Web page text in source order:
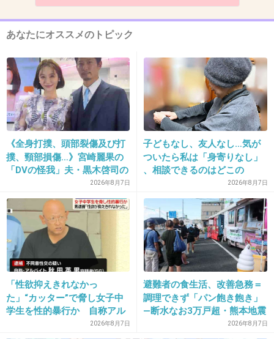
鈴木砂羽です
13. 匿名2013/11/15(金) 11:56:51
打ち切り ｸﾙ━━━━(ﾟ∀ﾟ)━━━━!?
いや、面白いですよ！
+620 -53
15. 匿名2013/11/15(金) 11:57:10
可哀そうだけど この子だけじゃない。
実際 うちきりになった良い番組いっぱいあっ
あなたにオススメのトピック
《全身打撲、頭部裂傷及び打
撲、頸部損傷…》宮崎麗果の
「DVの怪我」夫・黒木啓司の
逮捕で始まる「夫婦の闘争」
2026年8月7日
子どもなし、友人なし…気が
ついたら私は「身寄りなし」
、相談できるのはどこの
誰？ 「家族がいること」が
前提の世の中、でも孤立は誰
にでも起きる
2026年8月7日
「性欲抑えきれなかっ
た」“カッター”で脅し女子中
学生を性的暴行か 自称アル
バイトの56歳男を逮捕 千葉
2026年8月7日
避難者の食生活、改善急務＝
調理できず「パン飽き飽き」
―断水なお3万戸超・熊本地震
2026年8月7日